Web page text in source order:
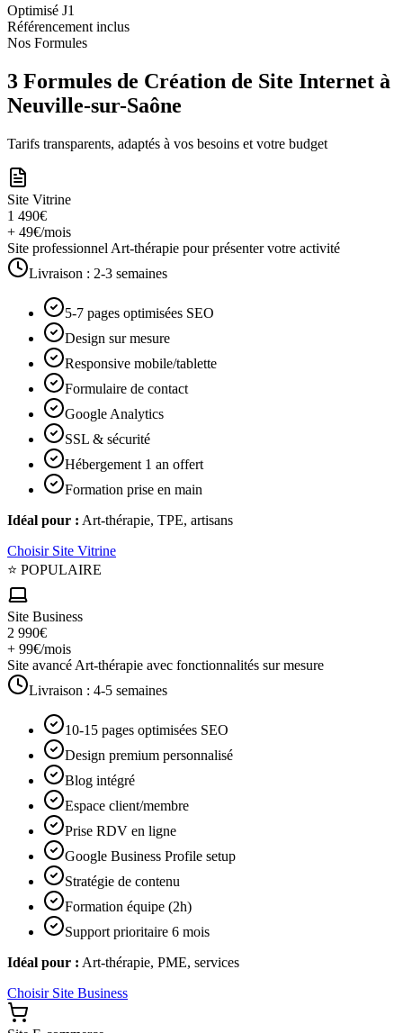
Optimisé J1
Référencement inclus
Nos Formules
3 Formules de Création de Site Internet à
Neuville-sur-Saône
Tarifs transparents, adaptés à vos besoins et votre budget
Site Vitrine
1 490€
+ 49€/mois
Site professionnel Art-thérapie pour présenter votre activité
Livraison : 2-3 semaines
5-7 pages optimisées SEO
Design sur mesure
Responsive mobile/tablette
Formulaire de contact
Google Analytics
SSL & sécurité
Hébergement 1 an offert
Formation prise en main
Idéal pour : Art-thérapie, TPE, artisans
Choisir Site Vitrine
⭐ POPULAIRE
Site Business
2 990€
+ 99€/mois
Site avancé Art-thérapie avec fonctionnalités sur mesure
Livraison : 4-5 semaines
10-15 pages optimisées SEO
Design premium personnalisé
Blog intégré
Espace client/membre
Prise RDV en ligne
Google Business Profile setup
Stratégie de contenu
Formation équipe (2h)
Support prioritaire 6 mois
Idéal pour : Art-thérapie, PME, services
Choisir Site Business